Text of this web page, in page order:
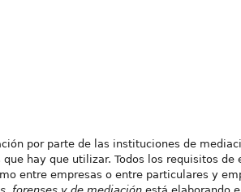
por parte de las instituciones de
hay que utilizar. Todos los requisitos
entre empresas o entre particulares y